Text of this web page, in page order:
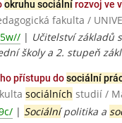
okruhu sociálnírozvoj ve
fakulta /
| Učitelství základů
školy a 2. stupeň
přístupu dosociální
sociálních studií /
| Sociálnípolitika a